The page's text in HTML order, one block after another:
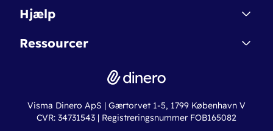
Betingelser & Sikkerhed
Nye funktioner
Dinero Starter
Dinero Pro
Erhvervslån
Fakturaskabeloner
Hjælp
Regnskabsordbogen
Online regnskabskurser
Ressourcer
Ny virksomhed
Iværksætterlegat
Visma Dinero ApS | Gærtorvet 1-5, 1799 København V
CVR: 34731543 | Registreringsnummer FOB165082